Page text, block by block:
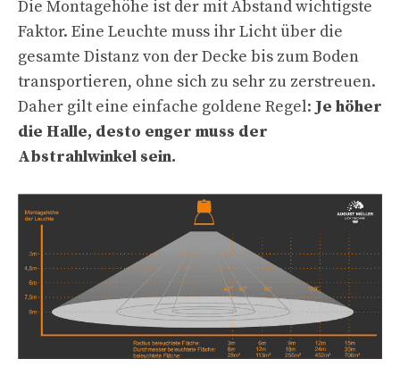
Die Montagehöhe ist der mit Abstand wichtigste
Faktor. Eine Leuchte muss ihr Licht über die
gesamte Distanz von der Decke bis zum Boden
transportieren, ohne sich zu sehr zu zerstreuen.
Daher gilt eine einfache goldene Regel: Je höher
die Halle, desto enger muss der
Abstrahlwinkel sein.